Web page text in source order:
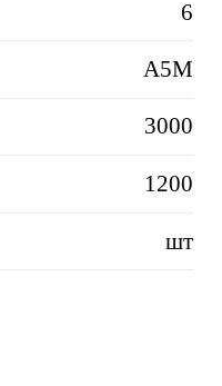
6
А5М
3000
1200
шт